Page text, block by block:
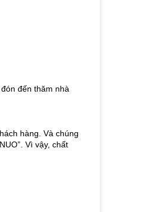
đến thăm nhà
hàng. Và chúng
Vì vậy, chất